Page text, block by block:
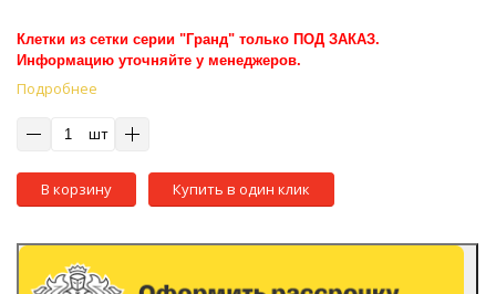
Клетки из сетки серии "Гранд" только ПОД ЗАКАЗ.
Информацию уточняйте у менеджеров.
Подробнее
шт
В корзину Купить в один клик